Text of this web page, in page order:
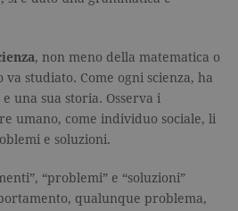
, non meno della matematica o
studiato. Come ogni scienza, ha
una sua storia. Osserva i
umano, come individuo sociale, li
e soluzioni.
“problemi” e “soluzioni”
qualunque problema,